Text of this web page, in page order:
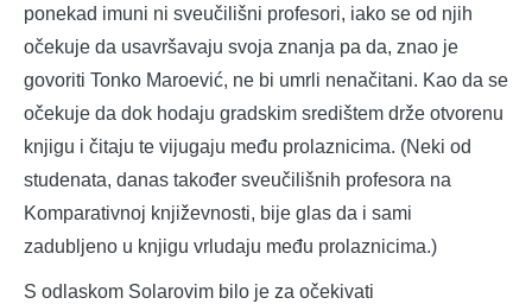
ponekad imuni ni sveučilišni profesori, iako se od njih
očekuje da usavršavaju svoja znanja pa da, znao je
govoriti Tonko Maroević, ne bi umrli nenačitani. Kao da se
očekuje da dok hodaju gradskim središtem drže otvorenu
knjigu i čitaju te vijugaju među prolaznicima. (Neki od
studenata, danas također sveučilišnih profesora na
Komparativnoj književnosti, bije glas da i sami
zadubljeno u knjigu vrludaju među prolaznicima.)
S odlaskom Solarovim bilo je za očekivati